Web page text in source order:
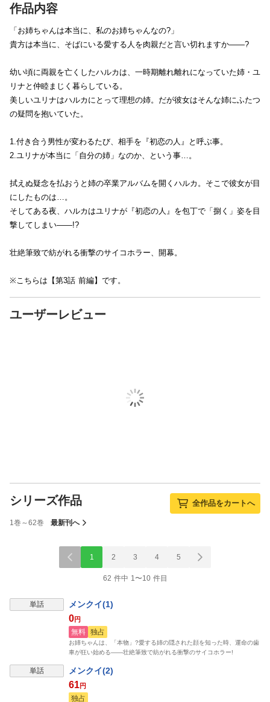
作品内容
「お姉ちゃんは本当に、私のお姉ちゃんなの?」
貴方は本当に、そばにいる愛する人を肉親だと言い切れますか――?
幼い頃に両親を亡くしたハルカは、一時期離れ離れになっていた姉・ユ
リナと仲睦まじく暮らしている。
美しいユリナはハルカにとって理想の姉。だが彼女はそんな姉にふたつ
の疑問を抱いていた。
1.付き合う男性が変わるたび、相手を『初恋の人』と呼ぶ事。
2.ユリナが本当に「自分の姉」なのか、という事…。
拭えぬ疑念を払おうと姉の卒業アルバムを開くハルカ。そこで彼女が目
にしたものは…。
そしてある夜、ハルカはユリナが『初恋の人』を包丁で「捌く」姿を目
撃してしまい――!?
壮絶筆致で紡がれる衝撃のサイコホラー、開幕。
※こちらは【第3話 前編】です。
ユーザーレビュー
シリーズ作品 全作品をカートへ
1巻～62巻 最新刊へ
1 2 3 4 5
62 件中 1〜10 件目
単話 メンクイ(1)
0円
無料 独占
お姉ちゃんは、「本物」?愛する姉の隠された顔を知った時、運命の歯
車が狂い始める――壮絶筆致で紡がれる衝撃のサイコホラー!
単話 メンクイ(2)
61円
独占